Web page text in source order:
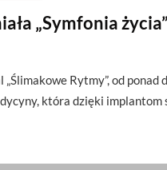
„Symfonia życia”
Rytmy”, od ponad
która dzięki implantom